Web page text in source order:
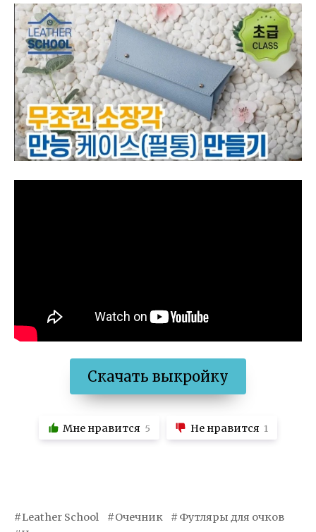
Скачать выкройку
Мне нравится 5 Не нравится 1
Leather School Очечник
Футляры для очков